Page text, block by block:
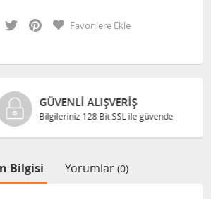
Facebook
Twitter PinterestFavorilere Ekle
GÜVENLI ALIŞVERIŞ
Bilgileriniz 128 Bit SSL ile güvende
Bilgisi Yorumlar (0)